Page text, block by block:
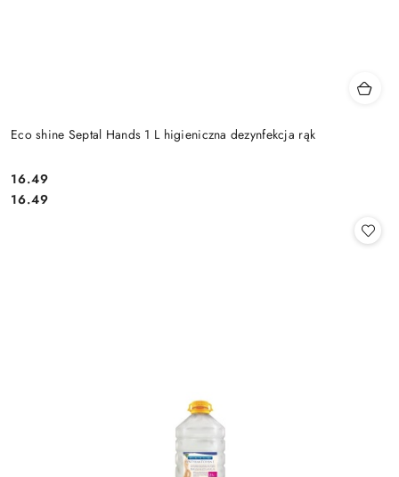
Eco shine Septal Hands 1 L higieniczna dezynfekcja rąk
Cena:
16.49
Cena:
16.49